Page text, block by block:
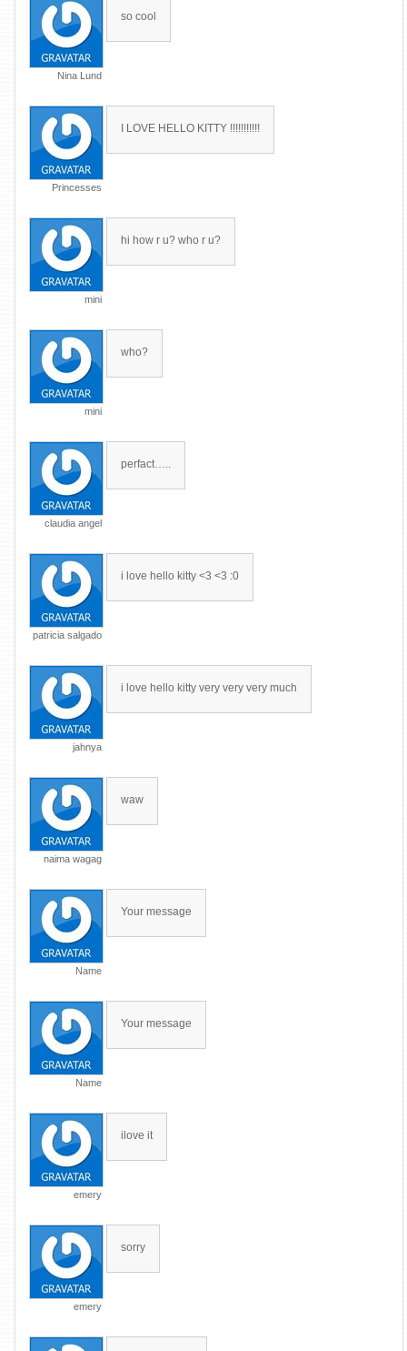
Nina Lund
so cool
Princesses
I LOVE HELLO KITTY !!!!!!!!!!!
mini
hi how r u? who r u?
mini
who?
claudia angel
perfact…..
patricia salgado
i love hello kitty <3 <3 :0
jahnya
i love hello kitty very very very much
naima wagag
waw
Name
Your message
Name
Your message
emery
ilove it
emery
sorry